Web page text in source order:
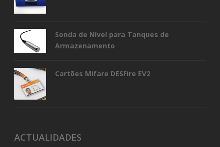
Sonda de Nível para Tanques de
Armazenamento
Cartões Mifare DESFire EV2
ACTUALIDADES